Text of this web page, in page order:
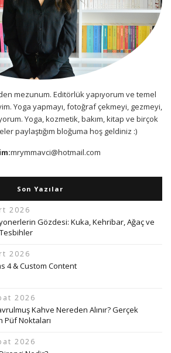
mezunum. Editörlük yapıyorum ve temel
Yoga yapmayı, fotoğraf çekmeyi, gezmeyi,
Yoga, kozmetik, bakım, kitap ve birçok
paylaştığım bloğuma hoş geldiniz :)
mrymmavci@hotmail.com
Son Yazılar
2026
Gözdesi: Kuka, Kehribar, Ağaç ve
2026
4 & Custom Content
2026
Kahve Nereden Alınır? Gerçek
Püf Noktaları
2026